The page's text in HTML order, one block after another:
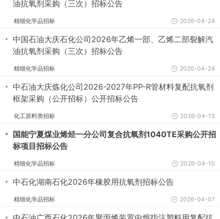
油抗氧剂采购（三次）招标公告
精细化学品招标 2026-04-24
・ 中国石油大庆石化公司2026年乙烯一部、乙烯二部裂解汽
油抗氧剂采购（三次）招标公告
精细化学品招标 2026-04-24
・ 中石油大庆炼化公司2026-2027年PP-R管材料复配抗氧剂
框架采购（公开招标）公开招标公告
化工原料类招标 2026-04-13
・ 国能宁夏煤业烯烃一分公司复合抗氧剂1040TE采购公开招
标项目招标公告
精细化学品招标 2026-04-10
・ 中石化湖南石化2026年橡胶用抗氧剂招标公告
精细化学品招标 2026-04-07